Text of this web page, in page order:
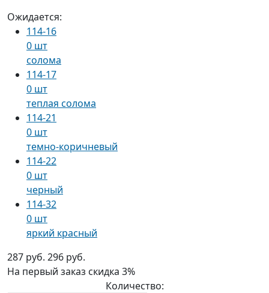
Ожидается:
114-16
0 шт
солома
114-17
0 шт
теплая солома
114-21
0 шт
темно-коричневый
114-22
0 шт
черный
114-32
0 шт
яркий красный
287 руб. 296 руб.
На первый заказ скидка 3%
Количество: